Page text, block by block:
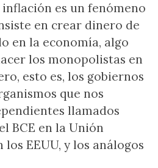
inflación es un fenómeno
en crear dinero de
en la economía, algo
los monopolistas en
esto es, los gobiernos
que nos
llamados
BCE en la Unión
los EEUU, y los análogos